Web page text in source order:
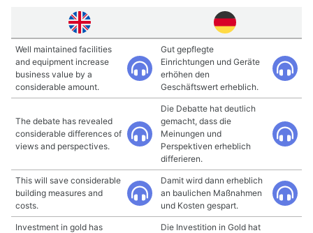
Well maintained facilities
and equipment increase
business value by a
considerable amount.
Gut gepflegte
Einrichtungen und Geräte
erhöhen den
Geschäftswert erheblich.
The debate has revealed
considerable differences of
views and perspectives.
Die Debatte hat deutlich
gemacht, dass die
Meinungen und
Perspektiven erheblich
differieren.
This will save considerable
building measures and
costs.
Damit wird dann erheblich
an baulichen Maßnahmen
und Kosten gespart.
Investment in gold has
Die Investition in Gold hat